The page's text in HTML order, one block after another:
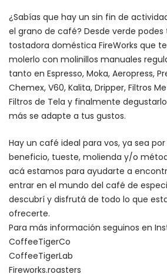
¿Sabías que hay un sin fin de
el grano de café? Desde verde
tostadora doméstica FireWorks que
molerlo con molinillos manuales
tanto en Espresso, Moka, Aeropress,
Chemex, V60, Kalita, Dripper, Filtros
Filtros de Tela y finalmente
más se adapte a tus gustos.
Hay un café ideal para vos, ya sea
beneficio, tueste, molienda y/o
acá estamos para ayudarte a
entrar en el mundo del café de
descubrí y disfrutá de todo lo que
ofrecerte.
Para más información seguinos en
CoffeeTigerCo
CoffeeTigerLab
Fireworks.roasters